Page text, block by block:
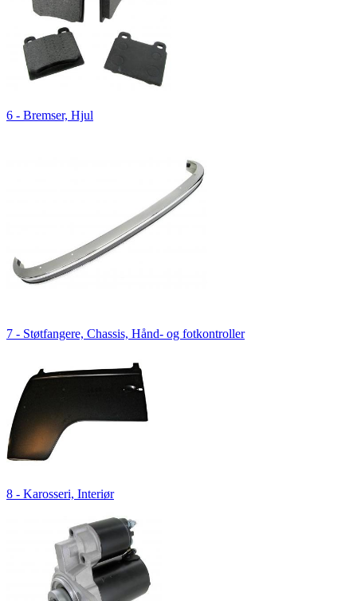
6 - Bremser, Hjul
7 - Støtfangere, Chassis, Hånd- og fotkontroller
8 - Karosseri, Interiør